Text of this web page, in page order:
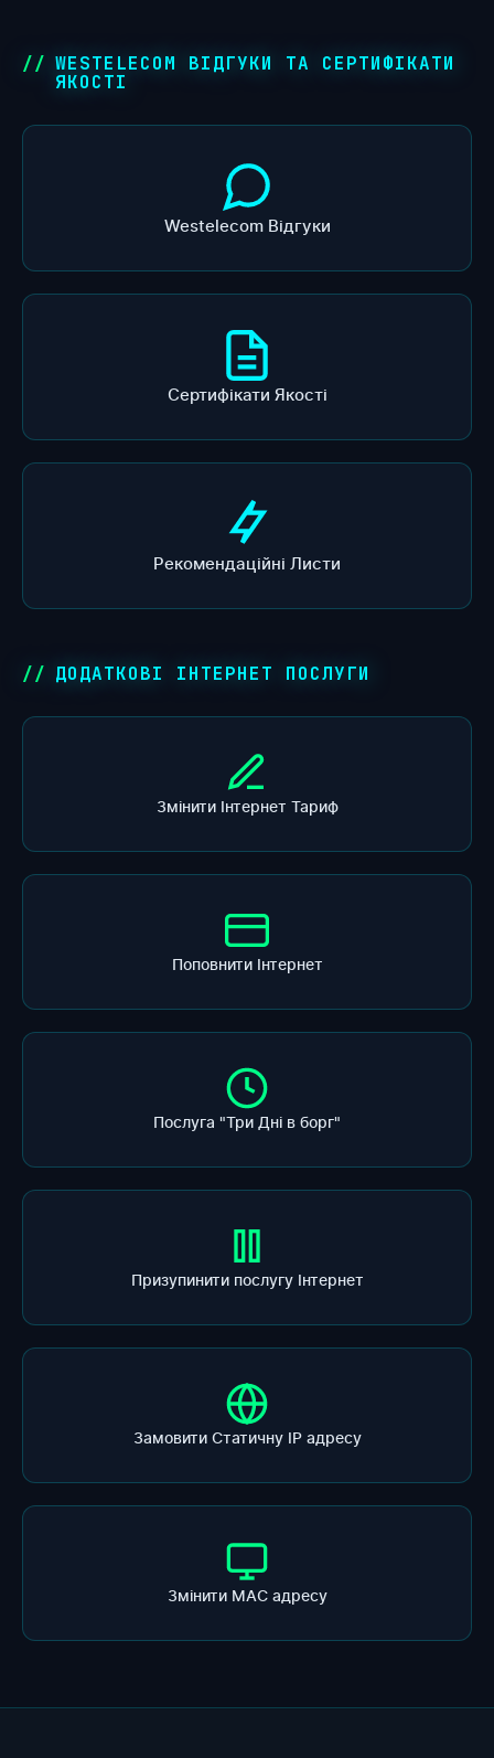
WESTELECOM ВІДГУКИ ТА СЕРТИФІКАТИ
ЯКОСТІ
Westelecom Відгуки
Сертифікати Якості
Рекомендаційні Листи
ДОДАТКОВІ ІНТЕРНЕТ ПОСЛУГИ
Змінити Інтернет Тариф
Поповнити Інтернет
Послуга "Три Дні в борг"
Призупинити послугу Інтернет
Замовити Статичну ІР адресу
Змінити МАС адресу